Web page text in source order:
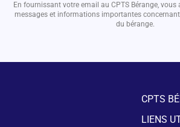
En fournissant votre email au CPTS Bérange, vous
messages et informations importantes
du bérange.
CPTS
LIENS